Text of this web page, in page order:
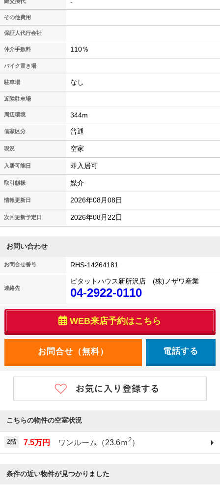
-
その他費用
保証人代行会社
仲介手数料 110％
バイク置き場
駐車場 なし
近隣駐車場
周辺環境 344m
借家区分 普通
現況 空家
入居可能日 即入居可
取引態様 媒介
情報更新日 2026年08月08日
次回更新予定日 2026年08月22日
お問い合わせ
お問合せ番号 RHS-14264181
連絡先
ピタットハウス新所沢店 (株)ノザワ産業
04-2922-0110
WEB来店予約はこちら
電話する
こちらの物件の空室状況
2階 7.5万円 ワンルーム（23.6ｍ2）
条件の近い物件が見つかりました